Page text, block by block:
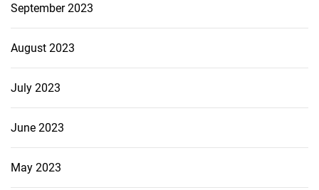
September 2023
August 2023
July 2023
June 2023
May 2023